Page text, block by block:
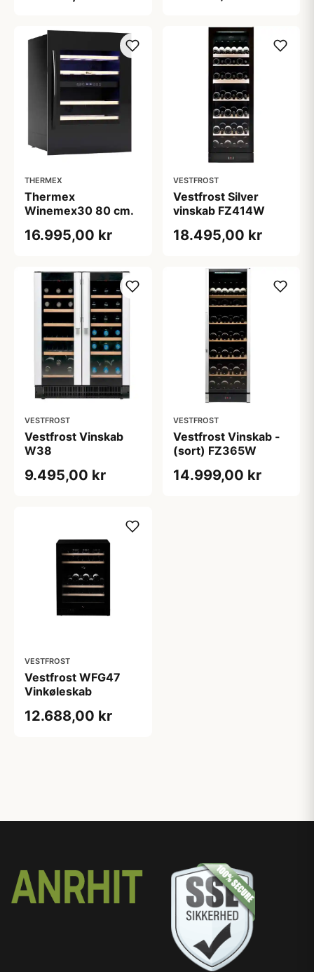
THERMEX
Thermex
Winemex30 80 cm.
16.995,00 kr
VESTFROST
Vestfrost Silver
vinskab FZ414W
18.495,00 kr
VESTFROST
Vestfrost Vinskab
W38
9.495,00 kr
VESTFROST
Vestfrost Vinskab -
(sort) FZ365W
14.999,00 kr
VESTFROST
Vestfrost WFG47
Vinkøleskab
12.688,00 kr